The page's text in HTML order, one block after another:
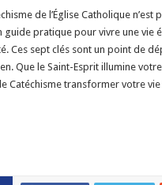
de l’Église Catholique
guide pratique pour vivre une vie
Ces sept clés sont un point de
Que le Saint-Esprit illumine
Catéchisme transformer votre vie